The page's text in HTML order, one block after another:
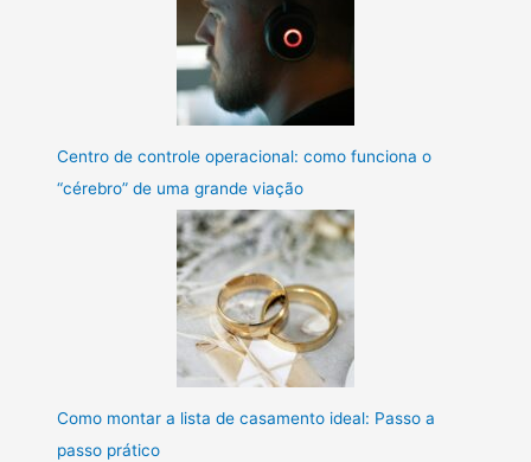
Centro de controle operacional: como funciona o
“cérebro” de uma grande viação
Como montar a lista de casamento ideal: Passo a
passo prático